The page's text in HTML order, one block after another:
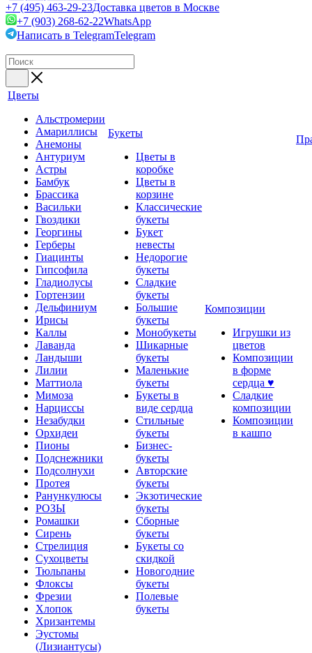
+7 (495) 463-29-23Доставка цветов в Москве
+7 (903) 268-62-22WhatsApp
Написать в TelegramTelegram
Цветы
Альстромерии
Амариллисы
Анемоны
Антуриум
Астры
Бамбук
Брассика
Васильки
Гвоздики
Георгины
Герберы
Гиацинты
Гипсофила
Гладиолусы
Гортензии
Дельфиниум
Ирисы
Каллы
Лаванда
Ландыши
Лилии
Маттиола
Мимоза
Нарциссы
Незабудки
Орхидеи
Пионы
Подснежники
Подсолнухи
Протея
Ранункулюсы
РОЗЫ
Ромашки
Сирень
Стрелиция
Сухоцветы
Тюльпаны
Флоксы
Фрезии
Хлопок
Хризантемы
Эустомы
(Лизиантусы)
Букеты
Цветы в
коробке
Цветы в
корзине
Классические
букеты
Букет
невесты
Недорогие
букеты
Сладкие
букеты
Большие
букеты
Монобукеты
Шикарные
букеты
Маленькие
букеты
Букеты в
виде сердца
Стильные
букеты
Бизнес-
букеты
Авторские
букеты
Экзотические
букеты
Сборные
букеты
Букеты со
скидкой
Новогодние
букеты
Полевые
букеты
Композиции
Игрушки из
цветов
Композиции
в форме
сердца ♥
Сладкие
композиции
Композиции
в кашпо